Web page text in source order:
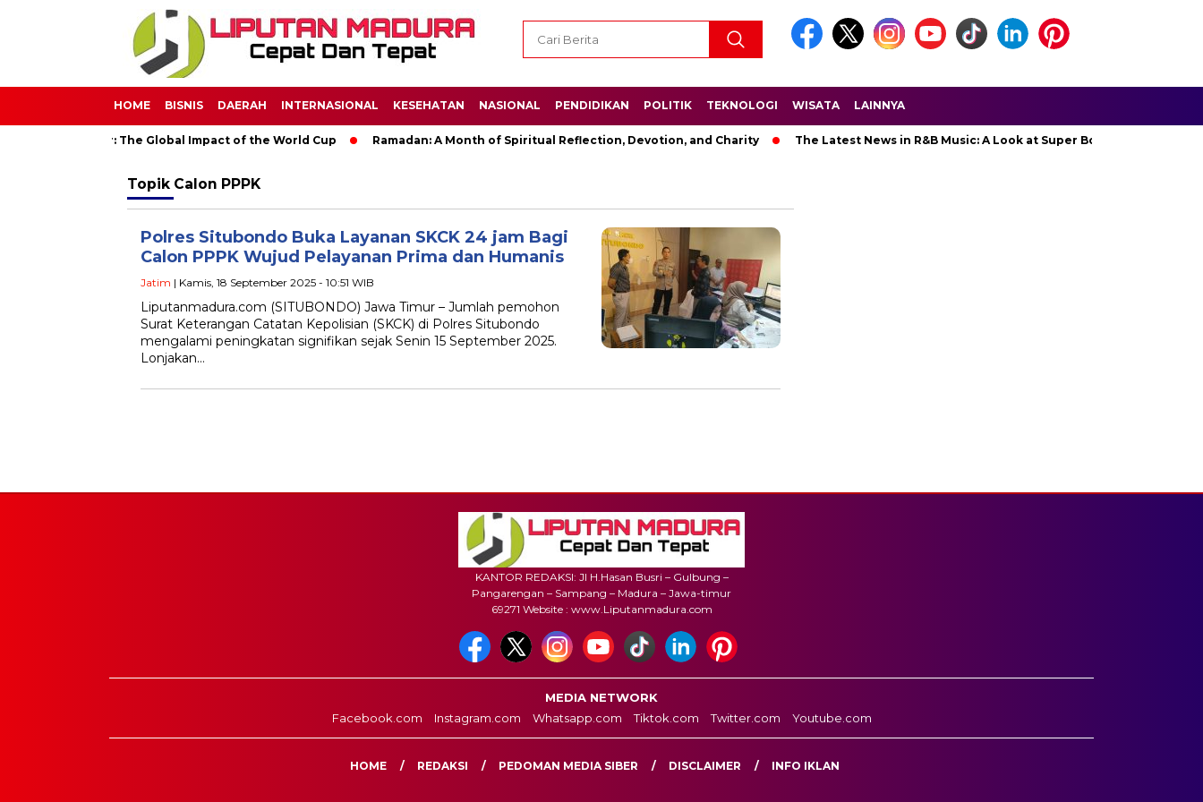
HOME BISNIS DAERAH INTERNASIONAL KESEHATAN NASIONAL PENDIDIKAN POLITIK TEKNOLOGI WISATA LAINNYA
Soccer: The Global Impact of the World Cup Ramadan: A Month of Spiritual Reflection, Devotion, and Charity The Latest News in R&B Music: A Look at Super Bowl
Topik Calon PPPK
Polres Situbondo Buka Layanan SKCK 24 jam Bagi
Calon PPPK Wujud Pelayanan Prima dan Humanis
Jatim | Kamis, 18 September 2025 - 10:51 WIB
Liputanmadura.com (SITUBONDO) Jawa Timur – Jumlah pemohon
Surat Keterangan Catatan Kepolisian (SKCK) di Polres Situbondo
mengalami peningkatan signifikan sejak Senin 15 September 2025.
Lonjakan…
KANTOR REDAKSI: Jl H.Hasan Busri – Gulbung –
Pangarengan – Sampang – Madura – Jawa-timur
69271 Website : www.Liputanmadura.com
MEDIA NETWORK
Facebook.com
Instagram.com Whatsapp.com Tiktok.com Twitter.com Youtube.com
HOME REDAKSI PEDOMAN MEDIA SIBER DISCLAIMER INFO IKLAN